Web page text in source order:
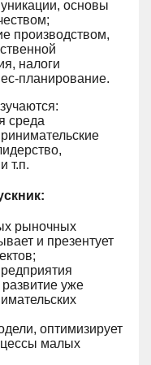
основы
производством,
налоги
планирование.
среда
т.п.
рыночных
и презентует
уже
оптимизирует
малых